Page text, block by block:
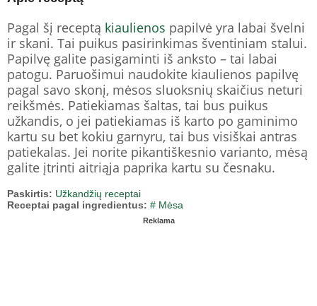
Pagal šį receptą kiaulienos papilvė yra labai švelni
ir skani. Tai puikus pasirinkimas šventiniam stalui.
Papilvę galite pasigaminti iš anksto – tai labai
patogu. Paruošimui naudokite kiaulienos papilvę
pagal savo skonį, mėsos sluoksnių skaičius neturi
reikšmės. Patiekiamas šaltas, tai bus puikus
užkandis, o jei patiekiamas iš karto po gaminimo
kartu su bet kokiu garnyru, tai bus visiškai antras
patiekalas. Jei norite pikantiškesnio varianto, mėsą
galite įtrinti aitriąja paprika kartu su česnaku.
Paskirtis: Užkandžių receptai
Receptai pagal ingredientus: # Mėsa
Reklama